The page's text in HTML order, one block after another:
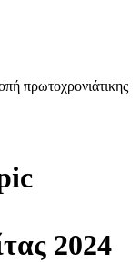
πρωτοχρονιάτικης
2024